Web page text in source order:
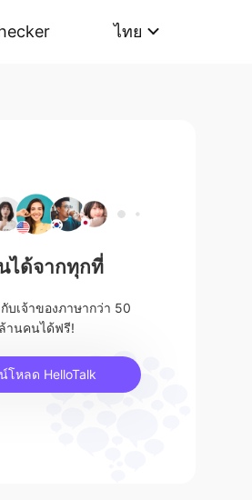
ไทย
ได้จากทุกที่
บเจ้าของภาษากว่า 50
ล้านคนได้ฟรี!
โหลด HelloTalk